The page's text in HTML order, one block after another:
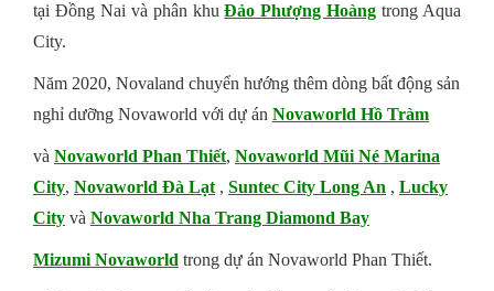
tại Đồng Nai và phân khuĐảo Phượng Hoàng trong Aqua
City.
Năm 2020, Novaland chuyển hướng thêm dòng bất động sản
nghỉ dưỡng Novaworld với dự án Novaworld Hồ Tràm
và Novaworld Phan Thiết, Novaworld Mũi Né Marina
City, Novaworld Đà Lạt , Suntec City Long An , Lucky
City và Novaworld Nha Trang Diamond Bay
Mizumi Novaworld trong dự án Novaworld Phan Thiết.